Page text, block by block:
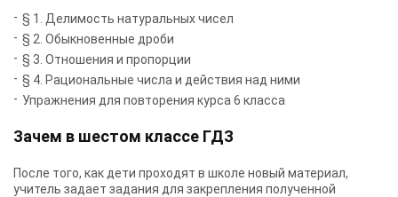
§ 1. Делимость натуральных чисел
§ 2. Обыкновенные дроби
§ 3. Отношения и пропорции
§ 4. Рациональные числа и действия над ними
Упражнения для повторения курса 6 класса
Зачем в шестом классе ГДЗ
После того, как дети проходят в школе новый материал,
учитель задает задания для закрепления полученной